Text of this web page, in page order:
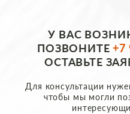
У ВАС
ПОЗВОНИТЕ+7
ОСТАВЬТЕ
Для консультации
чтобы мы могли